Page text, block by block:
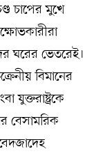
চাপের মুখে
ঘরের ভেতরেই।
বিমানের
যুক্তরাষ্ট্রকে
বেসামরিক